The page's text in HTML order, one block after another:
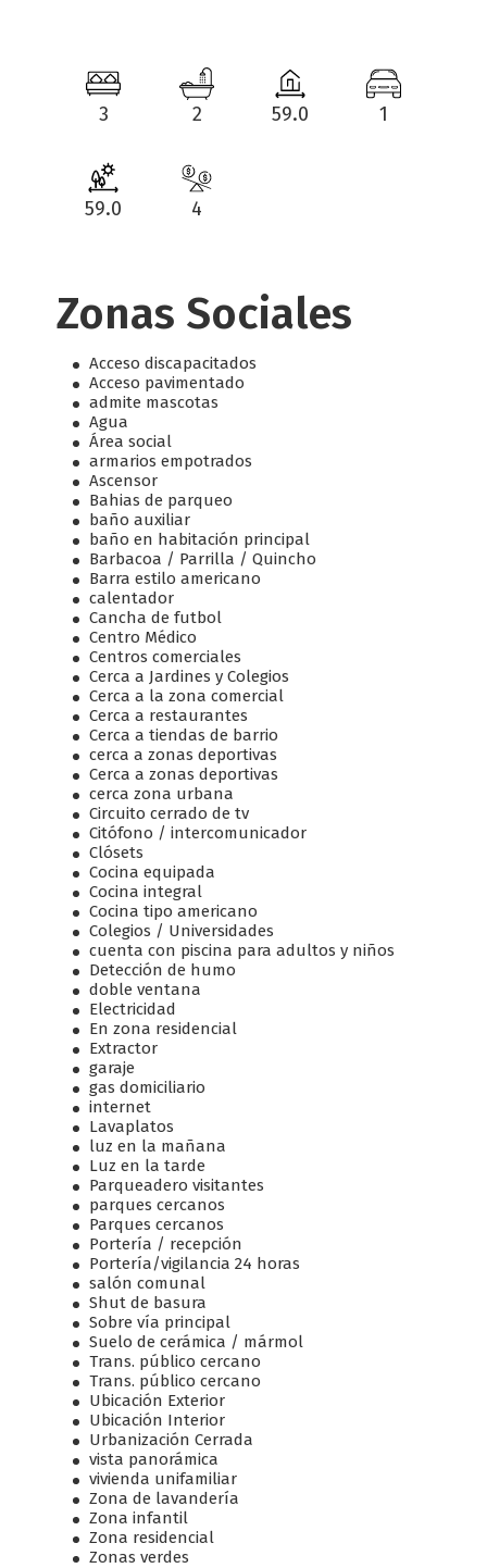
3 2 59.0 1
59.0 4
Zonas Sociales
Acceso discapacitados
Acceso pavimentado
admite mascotas
Agua
Área social
armarios empotrados
Ascensor
Bahias de parqueo
baño auxiliar
baño en habitación principal
Barbacoa / Parrilla / Quincho
Barra estilo americano
calentador
Cancha de futbol
Centro Médico
Centros comerciales
Cerca a Jardines y Colegios
Cerca a la zona comercial
Cerca a restaurantes
Cerca a tiendas de barrio
cerca a zonas deportivas
Cerca a zonas deportivas
cerca zona urbana
Circuito cerrado de tv
Citófono / intercomunicador
Clósets
Cocina equipada
Cocina integral
Cocina tipo americano
Colegios / Universidades
cuenta con piscina para adultos y niños
Detección de humo
doble ventana
Electricidad
En zona residencial
Extractor
garaje
gas domiciliario
internet
Lavaplatos
luz en la mañana
Luz en la tarde
Parqueadero visitantes
parques cercanos
Parques cercanos
Portería / recepción
Portería/vigilancia 24 horas
salón comunal
Shut de basura
Sobre vía principal
Suelo de cerámica / mármol
Trans. público cercano
Trans. público cercano
Ubicación Exterior
Ubicación Interior
Urbanización Cerrada
vista panorámica
vivienda unifamiliar
Zona de lavandería
Zona infantil
Zona residencial
Zonas verdes